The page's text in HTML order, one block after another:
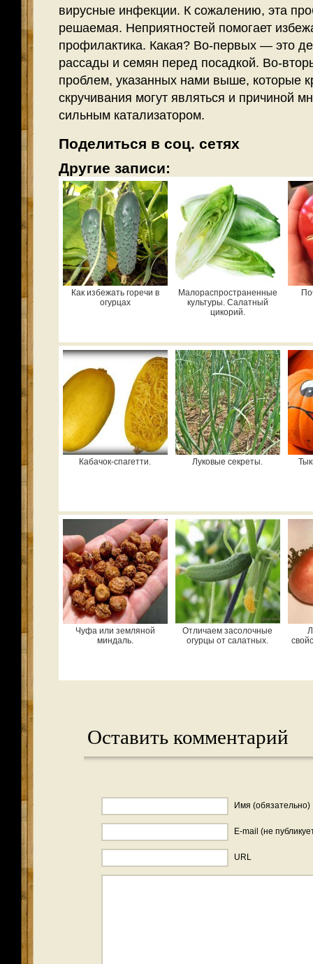
вирусные инфекции. К сожалению, эта
решаемая. Неприятностей помогает
профилактика. Какая? Во-первых — это
рассады и семян перед посадкой. Во-
проблем, указанных нами выше, которые
скручивания могут являться и причиной
сильным катализатором.
Поделиться в соц. сетях
Другие записи:
Как избежать горечи в
огурцах
Малораспространенные
культуры. Салатный
цикорий.
Кабачок-спагетти. Луковые секреты.
Чуфа или земляной
миндаль.
Отличаем засолочные
огурцы от салатных.
Оставить комментарий
Имя (обязательно)
E-mail (не
URL